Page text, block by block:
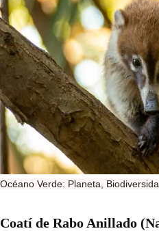
Océano Verde: Planeta,
Coatí de Rabo Anillado